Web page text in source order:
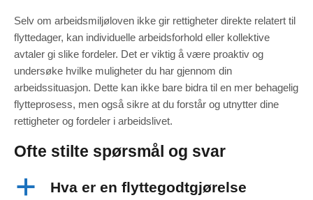
Selv om arbeidsmiljøloven ikke gir rettigheter direkte relatert til
flyttedager, kan individuelle arbeidsforhold eller kollektive
avtaler gi slike fordeler. Det er viktig å være proaktiv og
undersøke hvilke muligheter du har gjennom din
arbeidssituasjon. Dette kan ikke bare bidra til en mer behagelig
flytteprosess, men også sikre at du forstår og utnytter dine
rettigheter og fordeler i arbeidslivet.
Ofte stilte spørsmål og svar
a Hva er en flyttegodtgjørelse